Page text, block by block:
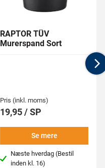
RAPTOR TÜV
Murerspand Sort
Pris (inkl. moms)
19,95 / SP
Se mere
Næste hverdag (Bestil
inden kl. 16)